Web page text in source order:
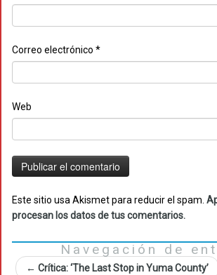
Correo electrónico *
Web
Este sitio usa Akismet para reducir el spam.
procesan los datos de tus comentarios.
Navegación de
← Crítica: ‘The Last Stop in Yuma County’